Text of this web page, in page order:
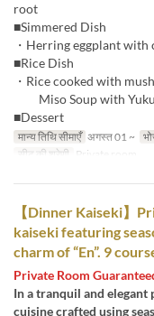
root
■Simmered Dish
・Herring eggplant with
■Rice Dish
・Rice cooked with
Miso Soup with
■Dessert
मान्य तिथि सीमाएँ अगस्त 01 ~
सीट की श्रेणी Private room
【Dinner Kaiseki】
kaiseki featuring
charm of “En”. 9
Private Room
In a tranquil and elegant
cuisine crafted using